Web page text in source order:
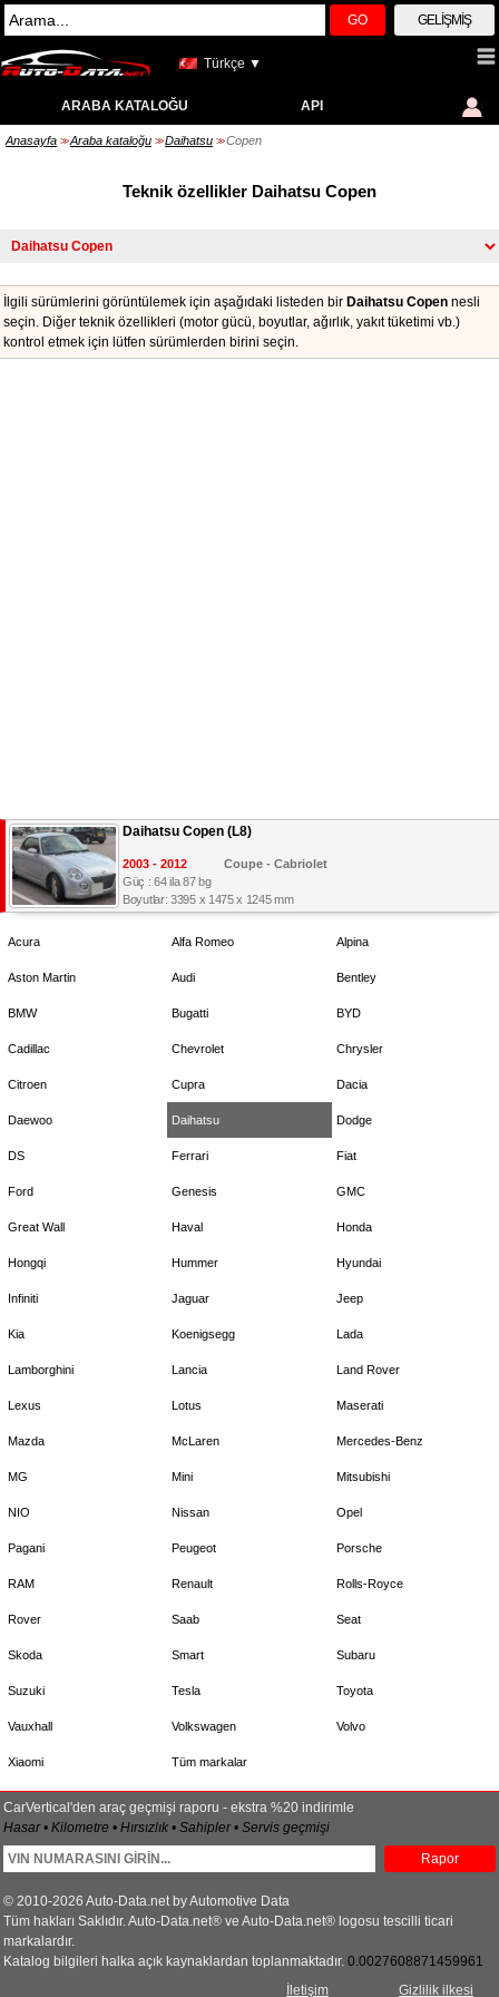
GO GELIŞMIŞ
Türkçe ▼
ARABA KATALOĞU API
Anasayfa >> Araba kataloğu >> Daihatsu >> Copen
Teknik özellikler Daihatsu Copen
İlgili sürümlerini görüntülemek için aşağıdaki listeden bir Daihatsu Copen nesli
seçin. Diğer teknik özellikleri (motor gücü, boyutlar, ağırlık, yakıt tüketimi vb.)
kontrol etmek için lütfen sürümlerden birini seçin.
Daihatsu Copen (L8)
2003 - 2012
Coupe - Cabriolet
Güç : 64 ila 87 bg
Boyutlar: 3395 x 1475 x 1245 mm
Acura Alfa Romeo Alpina
Aston Martin Audi Bentley
BMW Bugatti BYD
Cadillac Chevrolet Chrysler
Citroen Cupra Dacia
Daewoo Daihatsu Dodge
DS Ferrari Fiat
Ford Genesis GMC
Great Wall Haval Honda
Hongqi Hummer Hyundai
Infiniti Jaguar Jeep
Kia Koenigsegg Lada
Lamborghini Lancia Land Rover
Lexus Lotus Maserati
Mazda McLaren Mercedes-Benz
MG Mini Mitsubishi
NIO Nissan Opel
Pagani Peugeot Porsche
RAM Renault Rolls-Royce
Rover Saab Seat
Skoda Smart Subaru
Suzuki Tesla Toyota
Vauxhall Volkswagen Volvo
Xiaomi Tüm markalar
CarVertical'den araç geçmişi raporu - ekstra %20 indirimle
Hasar • Kilometre • Hırsızlık • Sahipler • Servis geçmişi
Rapor
© 2010-2026 Auto-Data.net by Automotive Data
Tüm hakları Saklıdır. Auto-Data.net® ve Auto-Data.net® logosu tescilli ticari
markalardır.
Katalog bilgileri halka açık kaynaklardan toplanmaktadır. 0.0027608871459961
Gizlilik ilkesi
İletişim